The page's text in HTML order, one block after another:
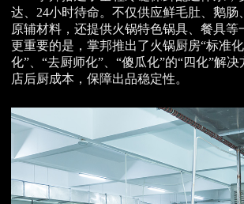
达、24小时待命。不仅供应鲜毛肚、鹅肠
原辅材料，还提供火锅特色锅具、餐具等
更重要的是，掌邦推出了火锅厨房“标准
化”、“去厨师化”、“傻瓜化”的“四化”解
店后厨成本，保障出品稳定性。